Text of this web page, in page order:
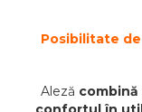
Posibilitate
Aleză